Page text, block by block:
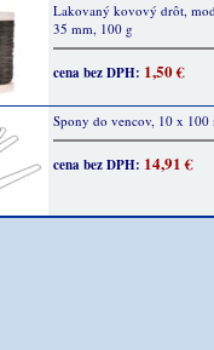
Lakovaný kovový drôt,
35 mm, 100 g
cena bez DPH: 1,50 €
Spony do vencov, 10 x 100
cena bez DPH: 14,91 €